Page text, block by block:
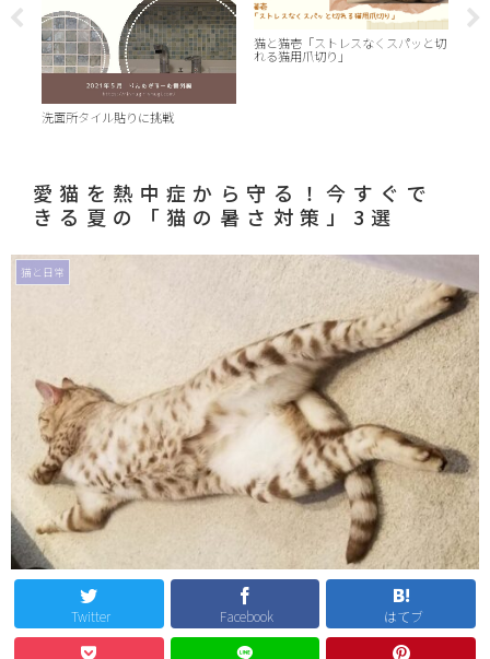
洗面所タイル貼りに挑戦
猫と猫壱「ストレスなくスパッと切
れる猫用爪切り」
愛猫を熱中症から守る！今すぐで
きる夏の「猫の暑さ対策」3選
猫と日常
Twitter Facebook はてブ